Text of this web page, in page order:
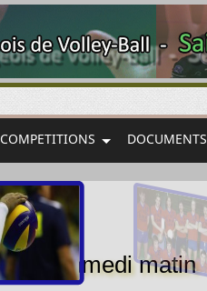
COMPETITIONS DOCUMENTS
de samedi matin